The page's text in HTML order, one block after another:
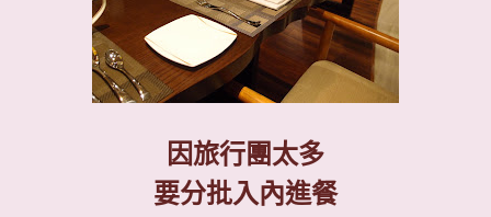
因旅行團太多
要分批入內進餐